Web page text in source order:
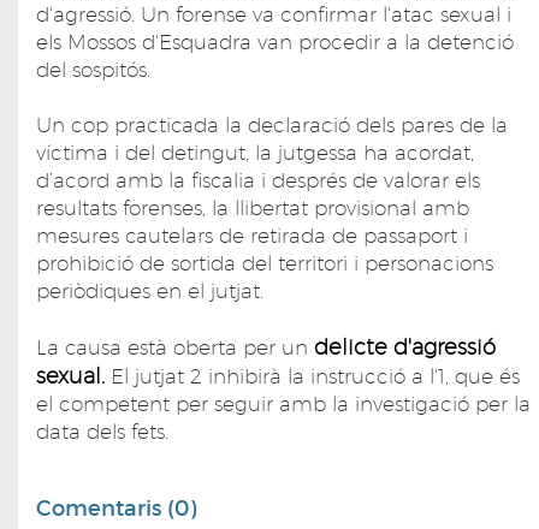
d'agressió. Un forense va confirmar l'atac sexual i
els Mossos d'Esquadra van procedir a la detenció
del sospitós.
Un cop practicada la declaració dels pares de la
víctima i del detingut, la jutgessa ha acordat,
d’acord amb la fiscalia i després de valorar els
resultats forenses, la llibertat provisional amb
mesures cautelars de retirada de passaport i
prohibició de sortida del territori i personacions
periòdiques en el jutjat.
La causa està oberta per un delicte d'agressió
sexual. El jutjat 2 inhibirà la instrucció a l'1, que és
el competent per seguir amb la investigació per la
data dels fets.
Comentaris (0)